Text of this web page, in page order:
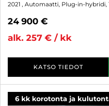
2021 , Automaatti, Plug-in-hybridi,
24 900 €
alk. 257 € / kk
KATSO TIEDOT
6 kk korotonta ja